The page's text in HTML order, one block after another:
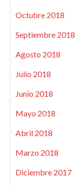
Octubre 2018
Septiembre 2018
Agosto 2018
Julio 2018
Junio 2018
Mayo 2018
Abril 2018
Marzo 2018
Diciembre 2017